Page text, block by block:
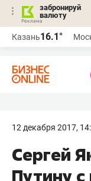
забронируй
валюту
Казань16.1°
12 декабря 2017,
Сергей
Путину с